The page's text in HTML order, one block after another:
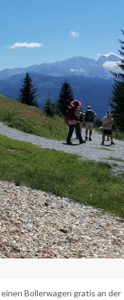
Bollerwagen gratis an der